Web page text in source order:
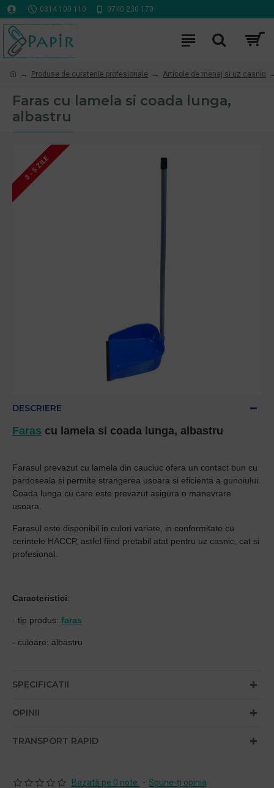
0314 100 110 0740 230 170
Produse de curatenie profesionale Articole de menaj si uz casnic
Faras cu lamela si coada lunga,
albastru
3 - 5 ZILE
DESCRIERE
Faras cu lamela si coada lunga, albastru
Farasul prevazut cu lamela din cauciuc ofera un contact bun cu
pardoseala si permite strangerea usoara si eficienta a gunoiului.
Coada lunga cu care este prevazut asigura o manevrare
usoara.
Farasul este disponibil in culori variate, in conformitate cu
cerintele HACCP, astfel fiind pretabil atat pentru uz casnic, cat si
profesional.
Caracteristici:
- tip produs: faras
- culoare: albastru
SPECIFICATII
OPINII
TRANSPORT RAPID
Bazată pe 0 note. - Spune-ţi opinia